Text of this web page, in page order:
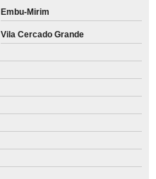
Embu-Mirim
Vila Cercado Grande